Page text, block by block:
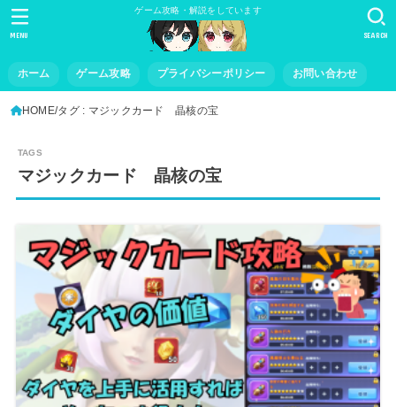
ゲーム攻略・解説をしています
ホーム ゲーム攻略 プライバシーポリシー お問い合わせ
SEARCH
MENU
HOME タグ : マジックカード 晶核の宝
マジックカード 晶核の宝